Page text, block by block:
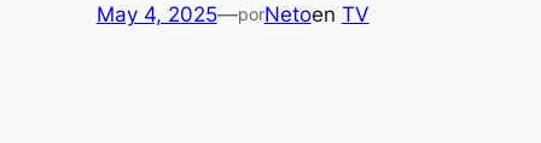
May 4, 2025—porNetoen TV